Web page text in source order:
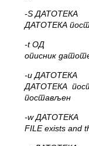
-S ДАТОТЕКА
ДАТОТЕКА
-t ОД
описник
-u ДАТОТЕКА
ДАТОТЕКА
постављен
-w ДАТОТЕКА
FILE exists and